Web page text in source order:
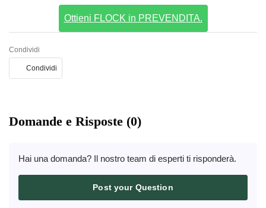
Ottieni FLOCK in PREVENDITA.
Condividi
Condividi
Domande e Risposte (0)
Hai una domanda? Il nostro team di esperti ti risponderà.
Post your Question